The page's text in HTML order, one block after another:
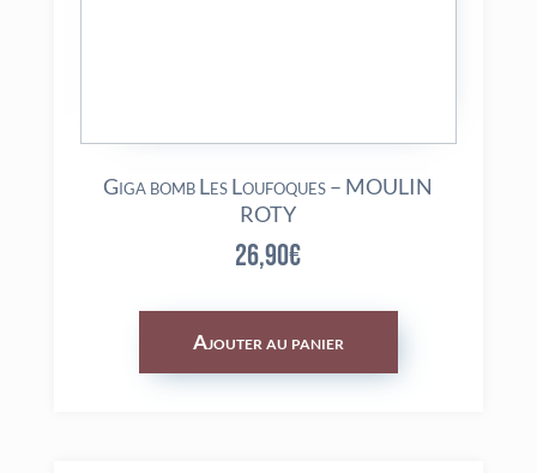
Giga bomb Les Loufoques – MOULIN
ROTY
26,90€
Ajouter au panier